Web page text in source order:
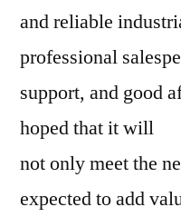
and reliable
professional
support, and good
hoped that it will
not only meet the
expected to add